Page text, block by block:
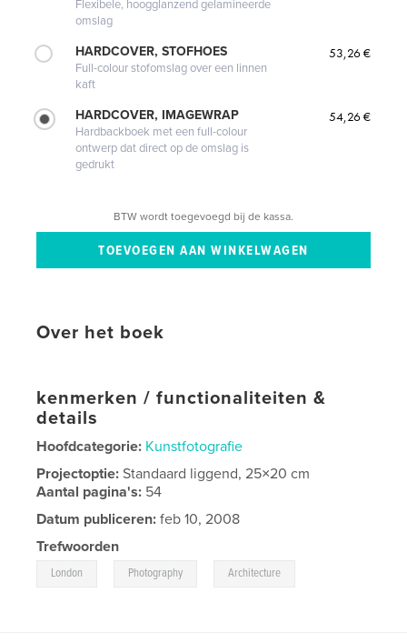
Flexibele, hoogglanzend gelamineerde
omslag
HARDCOVER, STOFHOES
Full-colour stofomslag over een linnen
kaft
53,26 €
HARDCOVER, IMAGEWRAP
Hardbackboek met een full-colour
ontwerp dat direct op de omslag is
gedrukt
54,26 €
BTW wordt toegevoegd bij de kassa.
Over het boek
kenmerken / functionaliteiten &
details
Hoofdcategorie: Kunstfotografie
Projectoptie:Standaard liggend, 25×20 cm
Aantal pagina's: 54
Datum publiceren: feb 10, 2008
Trefwoorden
London Photography Architecture